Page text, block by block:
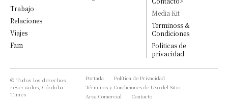
Trabajo
Relaciones
Viajes
Fam
Media Kit
Terminoss &
Condiciones
Políticas de
privacidad
© Todos los derechos
reservados, Córdoba
Times
Portada
Política de Privacidad
Términos y Condiciones de Uso del Sitio
Area Comercial
Contacto